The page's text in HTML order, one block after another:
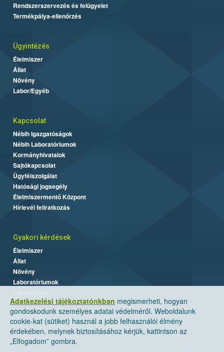
Adatkezelési tájékoztatónkban megismerheti, hogyan
gondoskodunk személyes adatai védelméről. Weboldalunk
cookie-kat (sütiket) használ a jobb felhasználói élmény
érdekében, melynek biztosításához kérjük, kattintson az
„Elfogadom” gombra.
Rendszerszervezés és felügyelet
Termékpálya-ellenőrzés
Ügyintézés
Élelmiszer
Állat
Növény
Labor/Egyéb
Kapcsolat
Nébih Igazgatóságok
Nébih Laboratóriumok
Kormányhivatalok
Sajtókapcsolat
Ügyfélszolgálat
Hatósági jogsegély
Élelmiszermentő Központ
Hírlevél feliratkozás
Gyakori kérdések
Élelmiszer
Állat
Növény
Laboratóriumok